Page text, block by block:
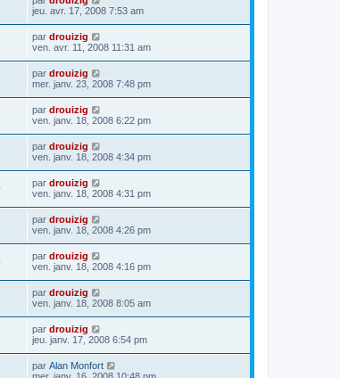
jeu. avr. 17, 2008 7:53 am
par drouizig
ven. avr. 11, 2008 11:31 am
par drouizig
mer. janv. 23, 2008 7:48 pm
par drouizig
ven. janv. 18, 2008 6:22 pm
par drouizig
ven. janv. 18, 2008 4:34 pm
par drouizig
ven. janv. 18, 2008 4:31 pm
par drouizig
ven. janv. 18, 2008 4:26 pm
par drouizig
ven. janv. 18, 2008 4:16 pm
par drouizig
ven. janv. 18, 2008 8:05 am
par drouizig
jeu. janv. 17, 2008 6:54 pm
par Alan Monfort